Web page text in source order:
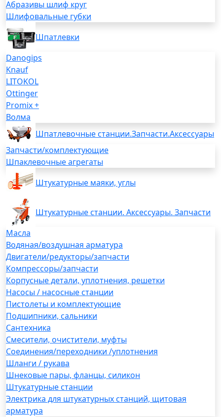
Абразивы шлиф круг
Шлифовальные губки
Шпатлевки
Danogips
Knauf
LITOKOL
Ottinger
Promix +
Волма
Шпатлевочные станции.Запчасти.Аксессуары
Запчасти/комплектующие
Шпаклевочные агрегаты
Штукатурные маяки, углы
Штукатурные станции. Аксессуары. Запчасти
Масла
Водяная/воздушная арматура
Двигатели/редукторы/запчасти
Компрессоры/запчасти
Корпусные детали, уплотнения, решетки
Насосы / насосные станции
Пистолеты и комплектующие
Подшипники, сальники
Сантехника
Смесители, очистители, муфты
Соединения/переходники /уплотнения
Шланги / рукава
Шнековые пары, фланцы, силикон
Штукатурные станции
Электрика для штукатурных станций, щитовая
арматура